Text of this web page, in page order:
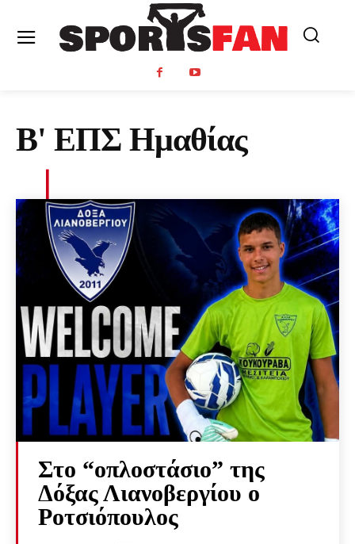
Β' ΕΠΣ Ημαθίας
Στο “οπλοστάσιο” της
Δόξας Λιανοβεργίου ο
Ροτσιόπουλος